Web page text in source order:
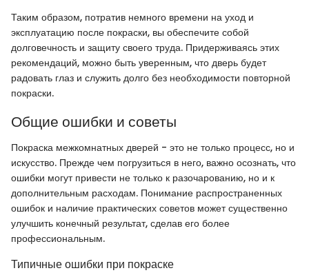
Таким образом, потратив немного времени на уход и
эксплуатацию после покраски, вы обеспечите собой
долговечность и защиту своего труда. Придерживаясь этих
рекомендаций, можно быть уверенным, что дверь будет
радовать глаз и служить долго без необходимости повторной
покраски.
Общие ошибки и советы
Покраска межкомнатных дверей - это не только процесс, но и
искусство. Прежде чем погрузиться в него, важно осознать, что
ошибки могут привести не только к разочарованию, но и к
дополнительным расходам. Понимание распространенных
ошибок и наличие практических советов может существенно
улучшить конечный результат, сделав его более
профессиональным.
Типичные ошибки при покраске